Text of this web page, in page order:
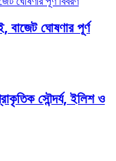
ঘোষণার পূর্ণ
সৌন্দর্য, ইলিশ ও